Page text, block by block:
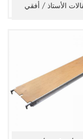
الأستاذ / أفقي